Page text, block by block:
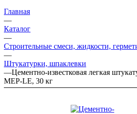
Главная
—
Каталог
—
Строительные смеси, жидкости,
—
Штукатурки, шпаклевки
—Цементно-известковая легкая
MEP-LE, 30 кг